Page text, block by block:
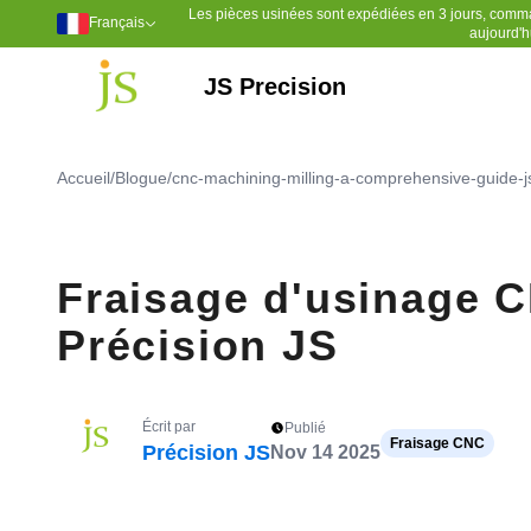
Français
Les pièces usinées sont expédiées en 3 jours,
JS Precision
Accueil/Blogue/cnc-machining-milling-a-comprehensive-guide-
Fraisage d'usinage
Précision JS
Écrit par
Précision JS
Publié
Nov 14 2025 Fraisage CNC